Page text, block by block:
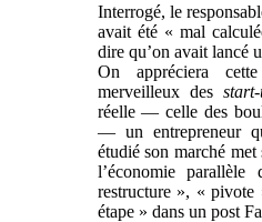
Interrogé, le
avait été « mal
dire qu’on avait lancé
On appréciera
merveilleux des
réelle — celle des
— un entrepreneur
étudié son marché
l’économie
restructure », «
étape » dans un post